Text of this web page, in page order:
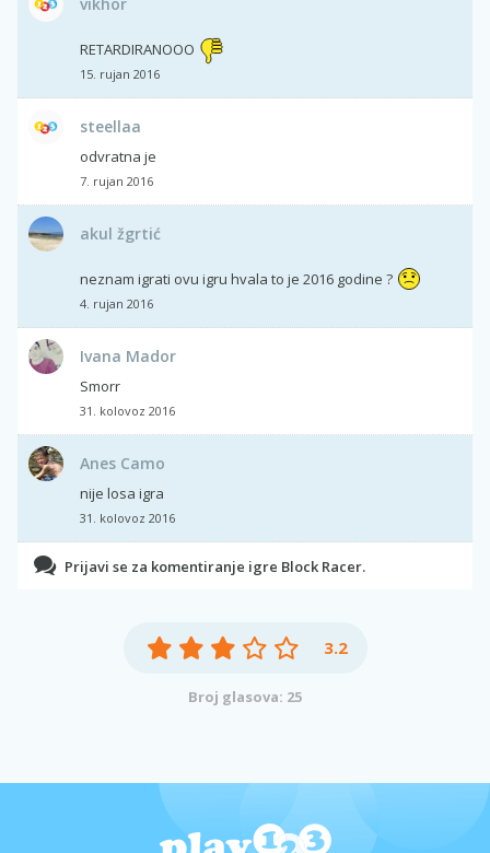
RETARDIRANOOO
15. rujan 2016
steellaa
odvratna je
7. rujan 2016
akul žgrtić
neznam igrati ovu igru hvala to je 2016 godine ?
4. rujan 2016
Ivana Mador
Smorr
31. kolovoz 2016
Anes Camo
nije losa igra
31. kolovoz 2016
Prijavi se za komentiranje igre Block Racer.
3.2
Broj glasova: 25